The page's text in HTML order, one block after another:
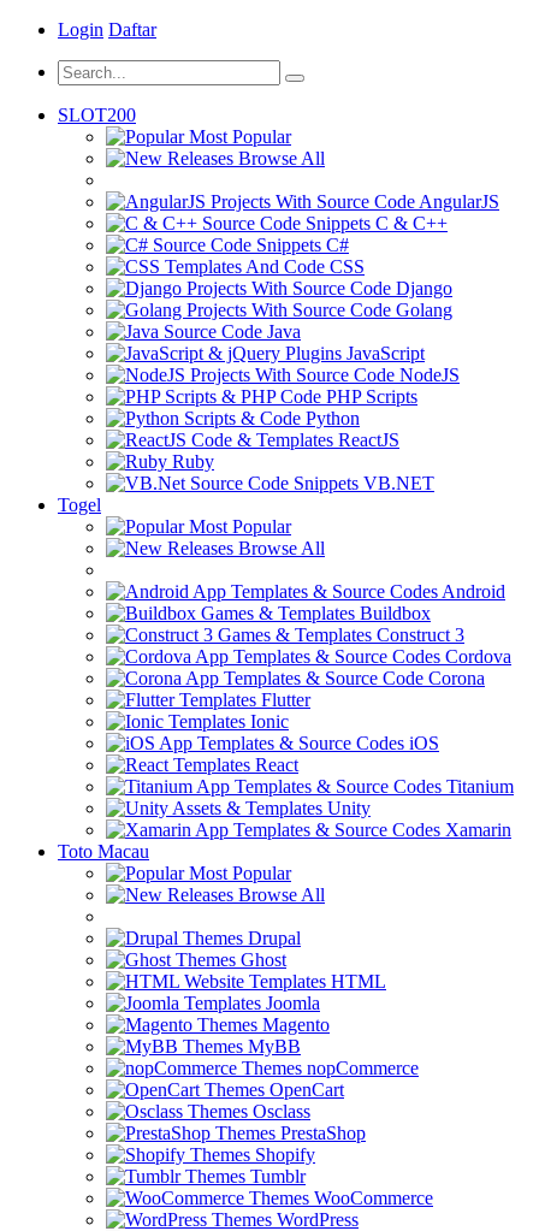
Login Daftar
SLOT200
Most Popular
Browse All
AngularJS
C & C++
C#
CSS
Django
Golang
Java
JavaScript
NodeJS
PHP Scripts
Python
ReactJS
Ruby
VB.NET
Togel
Most Popular
Browse All
Android
Buildbox
Construct 3
Cordova
Corona
Flutter
Ionic
iOS
React
Titanium
Unity
Xamarin
Toto Macau
Most Popular
Browse All
Drupal
Ghost
HTML
Joomla
Magento
MyBB
nopCommerce
OpenCart
Osclass
PrestaShop
Shopify
Tumblr
WooCommerce
WordPress